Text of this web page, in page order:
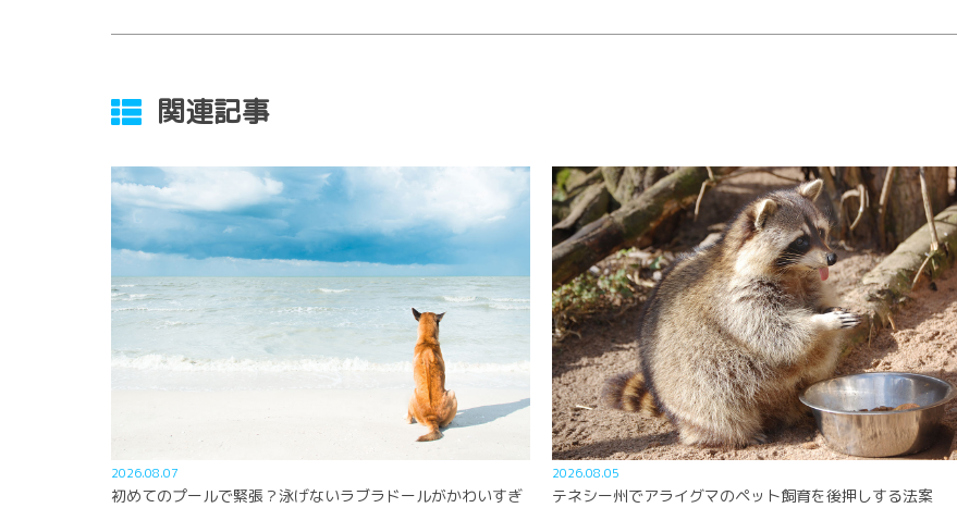
関連記事
2026.08.07
初めてのプールで緊張？泳げないラブラドールがかわいすぎ
2026.08.05
テネシー州でアライグマのペット飼育を後押しする法案